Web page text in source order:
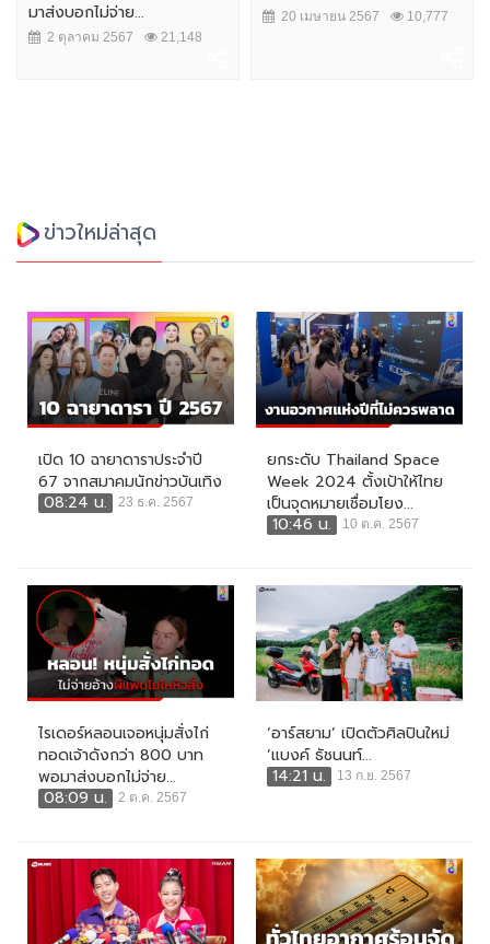
มาส่งบอกไม่จ่าย...
2 ตุลาคม 2567 21,148
20 เมษายน 2567 10,777
ข่าวใหม่ล่าสุด
เปิด 10 ฉายาดาราประจำปี
67 จากสมาคมนักข่าวบันเทิง
08:24 น.
23 ธ.ค. 2567
ยกระดับ Thailand Space
Week 2024 ตั้งเป้าให้ไทย
เป็นจุดหมายเชื่อมโยง...
10:46 น.
10 ต.ค. 2567
ไรเดอร์หลอนเจอหนุ่มสั่งไก่
ทอดเจ้าดังกว่า 800 บาท
พอมาส่งบอกไม่จ่าย...
08:09 น.
2 ต.ค. 2567
‘อาร์สยาม’ เปิดตัวศิลปินใหม่
‘แบงค์ ธัชนนท์...
14:21 น.
13 ก.ย. 2567